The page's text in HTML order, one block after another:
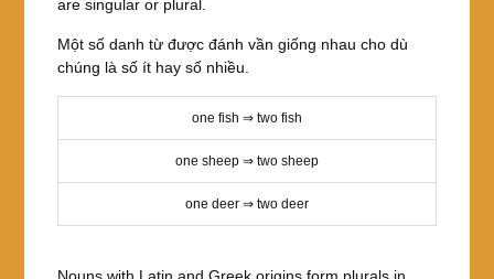
are singular or plural.
Một số danh từ được đánh vần giống nhau cho dù
chúng là số ít hay số nhiều.
one fish ⇒ two fish
one sheep ⇒ two sheep
one deer ⇒ two deer